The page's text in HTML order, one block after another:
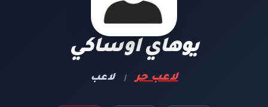
يوهاي اوساكي
لاعب حر | لاعب